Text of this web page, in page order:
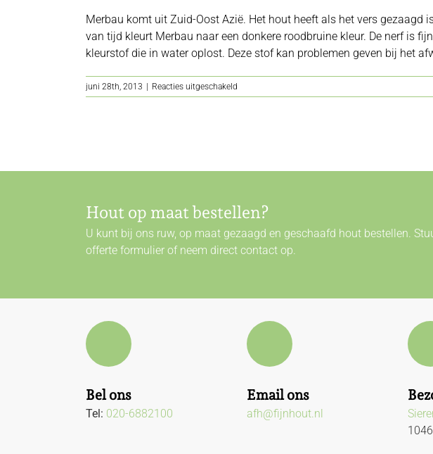
Merbau komt uit Zuid-Oost Azië. Het hout heeft als het vers gezaagd
van tijd kleurt Merbau naar een donkere roodbruine kleur. De nerf is
kleurstof die in water oplost. Deze stof kan problemen geven bij het
juni 28th, 2013 Reacties uitgeschakeld
Merbau
Hout op maat bestellen?
U kunt bij ons ruw, op maat gezaagd en geschaafd hout bestellen.
offerte formulier of neem direct contactop.
Bel ons
Tel: 020-6882100
Email ons
afh@fijnhout.nl